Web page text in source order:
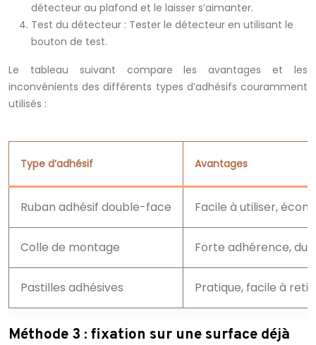
détecteur au plafond et le laisser s’aimanter.
Test du détecteur : Tester le détecteur en utilisant le
bouton de test.
Le tableau suivant compare les avantages et les
inconvénients des différents types d’adhésifs couramment
utilisés :
Type d’adhésif Avantages
Ruban adhésif double-face Facile à utiliser,
Colle de montage Forte adhérence,
Pastilles adhésives Pratique, facile à
Méthode 3 : fixation sur une surface déjà